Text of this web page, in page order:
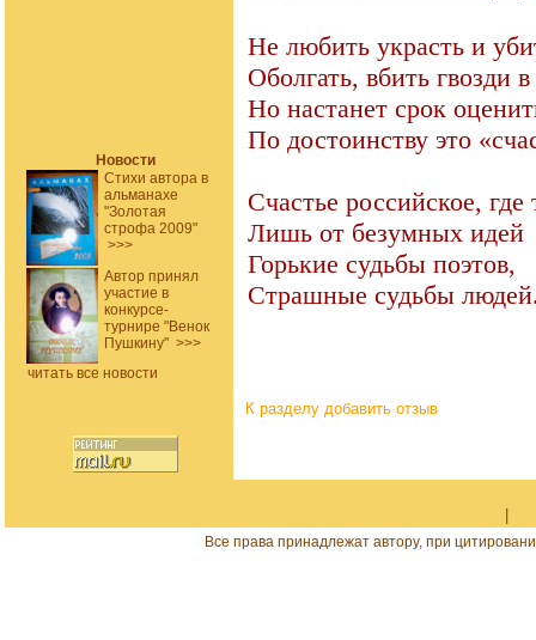
Новости
Стихи автора в
альманахе
"Золотая
строфа 2009"
>>>
Автор принял
участие в
конкурсе-
турнире "Венок
Пушкину" >>>
читать все новости
Не любить украсть и
Оболгать, вбить гвозди в
Но настанет срок
По достоинству это
Счастье российское, где
Лишь от безумных идей
Горькие судьбы поэтов,
Страшные судьбы
К разделу добавить отзыв
Все права принадлежат автору, при